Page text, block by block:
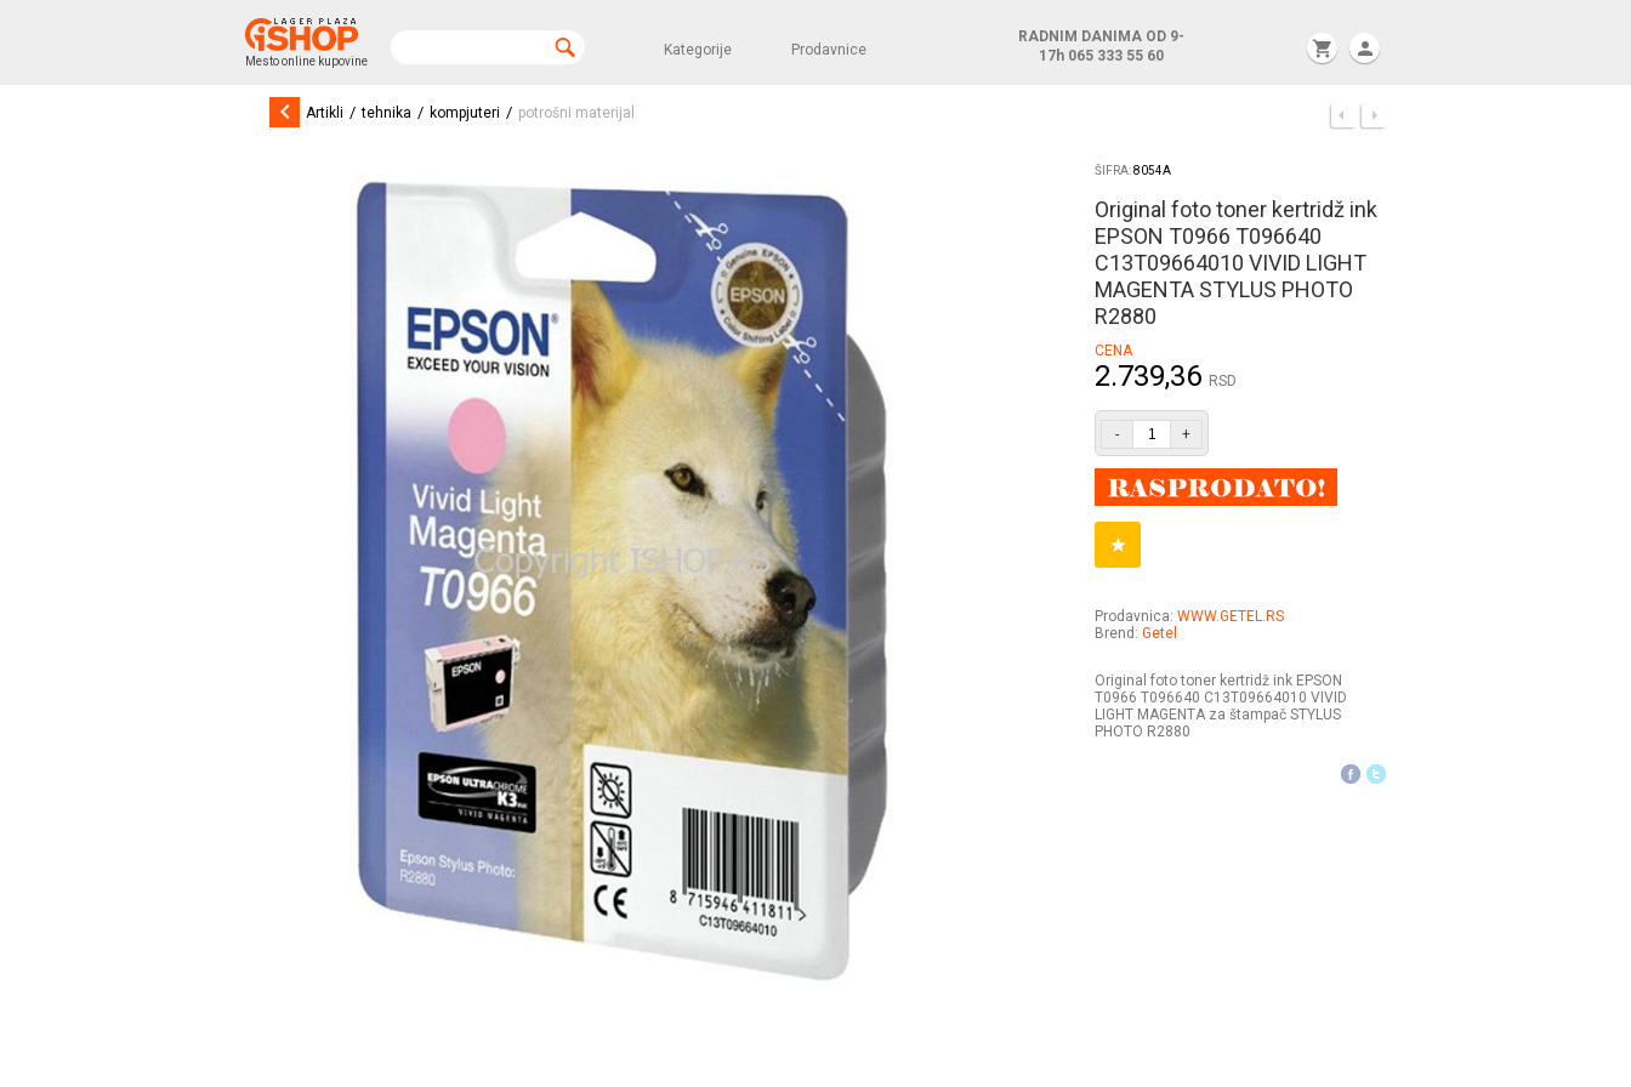
Mesto online kupovine
Kategorije Prodavnice
RADNIM DANIMA OD 9-
17h 065 333 55 60 shopping_cart person
keyboard_arrow_left Artikli / tehnika / kompjuteri / potrošni materijal
ŠIFRA:8054A
Original foto toner kertridž ink
EPSON T0966 T096640
C13T09664010 VIVID LIGHT
MAGENTA STYLUS PHOTO
R2880
CENA
2.739,36 RSD
- +
Prodavnica: WWW.GETEL.RS
Brend: Getel
Original foto toner kertridž ink EPSON
T0966 T096640 C13T09664010 VIVID
LIGHT MAGENTA za štampač STYLUS
PHOTO R2880